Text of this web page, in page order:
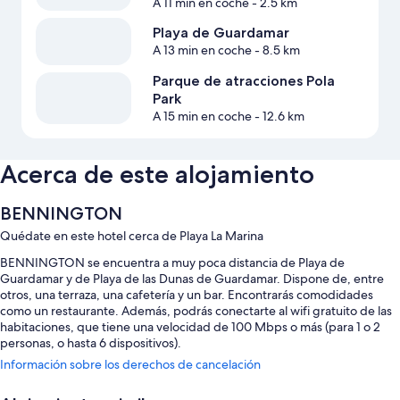
Playa de Guardamar
A 13 min en coche- 8.5 km
Parque de atracciones Pola
Park
A 15 min en coche- 12.6 km
Acerca de este alojamiento
BENNINGTON
Quédate en este hotel cerca de Playa La Marina
BENNINGTON se encuentra a muy poca distancia de Playa de
Guardamar y de Playa de las Dunas de Guardamar. Dispone de, entre
otros, una terraza, una cafetería y un bar. Encontrarás comodidades
como un restaurante. Además, podrás conectarte al wifi gratuito de las
habitaciones, que tiene una velocidad de 100 Mbps o más (para 1 o 2
personas, o hasta 6 dispositivos).
También te encantarán estos servicios:
Información sobre los derechos de cancelación